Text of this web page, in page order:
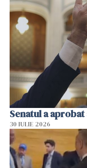
Senatul a
30 IULIE 2026